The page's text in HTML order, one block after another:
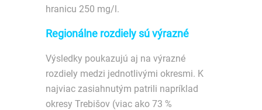
hranicu 250 mg/l.
Regionálne rozdiely sú výrazné
Výsledky poukazujú aj na výrazné
rozdiely medzi jednotlivými okresmi. K
najviac zasiahnutým patrili napríklad
okresy Trebišov (viac ako 73 %